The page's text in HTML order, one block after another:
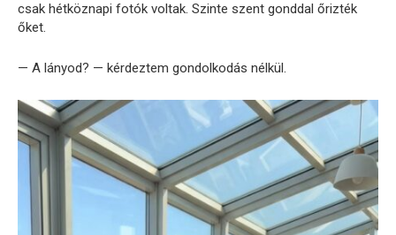
csak hétköznapi fotók voltak. Szinte szent gonddal őrizték
őket.
— A lányod? — kérdeztem gondolkodás nélkül.